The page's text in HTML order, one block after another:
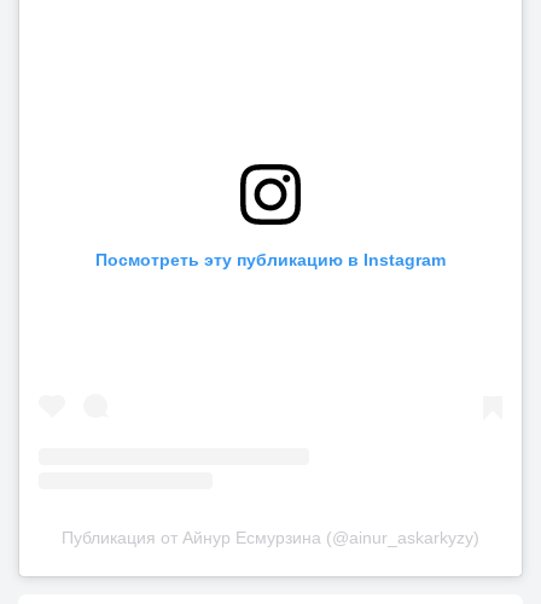
Посмотреть эту публикацию в Instagram
Публикация от Айнур Есмурзина (@ainur_askarkyzy)